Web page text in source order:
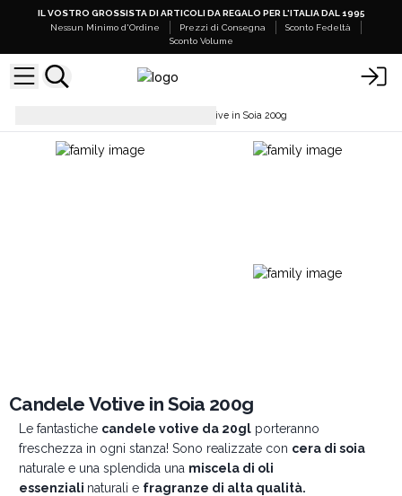
IL VOSTRO GROSSISTA DI ARTICOLI DA REGALO PER L'ITALIA DAL 1995
Nessun Minimo d'Ordine
Prezzi di Consegna
Sconto Fedeltà
Sconto Volume
Candele Votive in Soia 200g
Candele Votive in Soia 200g
Le fantastiche candele votive da 20glporteranno
freschezza in ogni stanza! Sono realizzate con cera di soia
naturale e una splendida una miscela di oli
essenziali naturali e fragranze di alta qualità.